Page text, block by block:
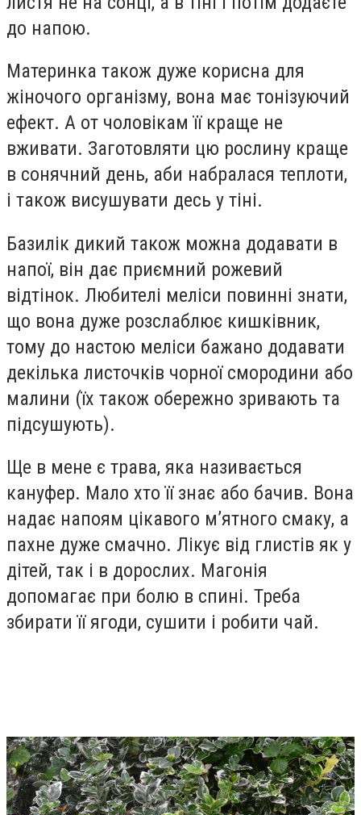
до напою.
Материнка також дуже корисна для
жіночого організму, вона має тонізуючий
ефект. А от чоловікам її краще не
вживати. Заготовляти цю рослину краще
в сонячний день, аби набралася теплоти,
і також висушувати десь у тіні.
Базилік дикий також можна додавати в
напої, він дає приємний рожевий
відтінок. Любителі меліси повинні знати,
що вона дуже розслаблює кишківник,
тому до настою меліси бажано додавати
декілька листочків чорної смородини або
малини (їх також обережно зривають та
підсушують).
Ще в мене є трава, яка називається
кануфер. Мало хто її знає або бачив. Вона
надає напоям цікавого м’ятного смаку, а
пахне дуже смачно. Лікує від глистів як у
дітей, так і в дорослих. Магонія
допомагає при болю в спині. Треба
збирати її ягоди, сушити і робити чай.